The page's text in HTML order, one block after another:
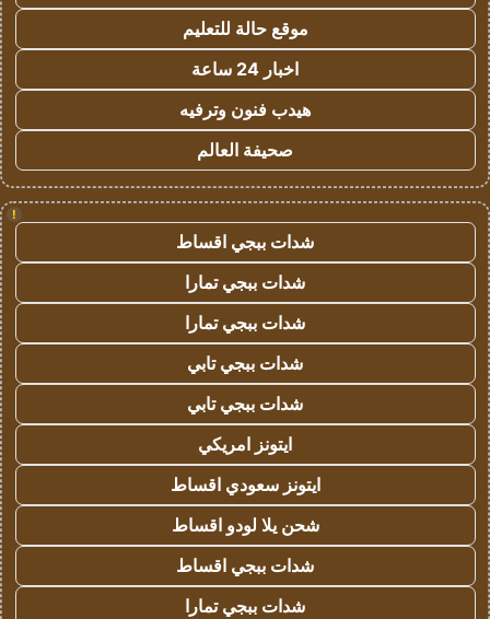
موقع حالة للتعليم
اخبار 24 ساعة
هيدب فنون وترفيه
صحيفة العالم
!
شدات ببجي اقساط
شدات ببجي تمارا
شدات ببجي تمارا
شدات ببجي تابي
شدات ببجي تابي
ايتونز امريكي
ايتونز سعودي اقساط
شحن يلا لودو اقساط
شدات ببجي اقساط
شدات ببجي تمارا